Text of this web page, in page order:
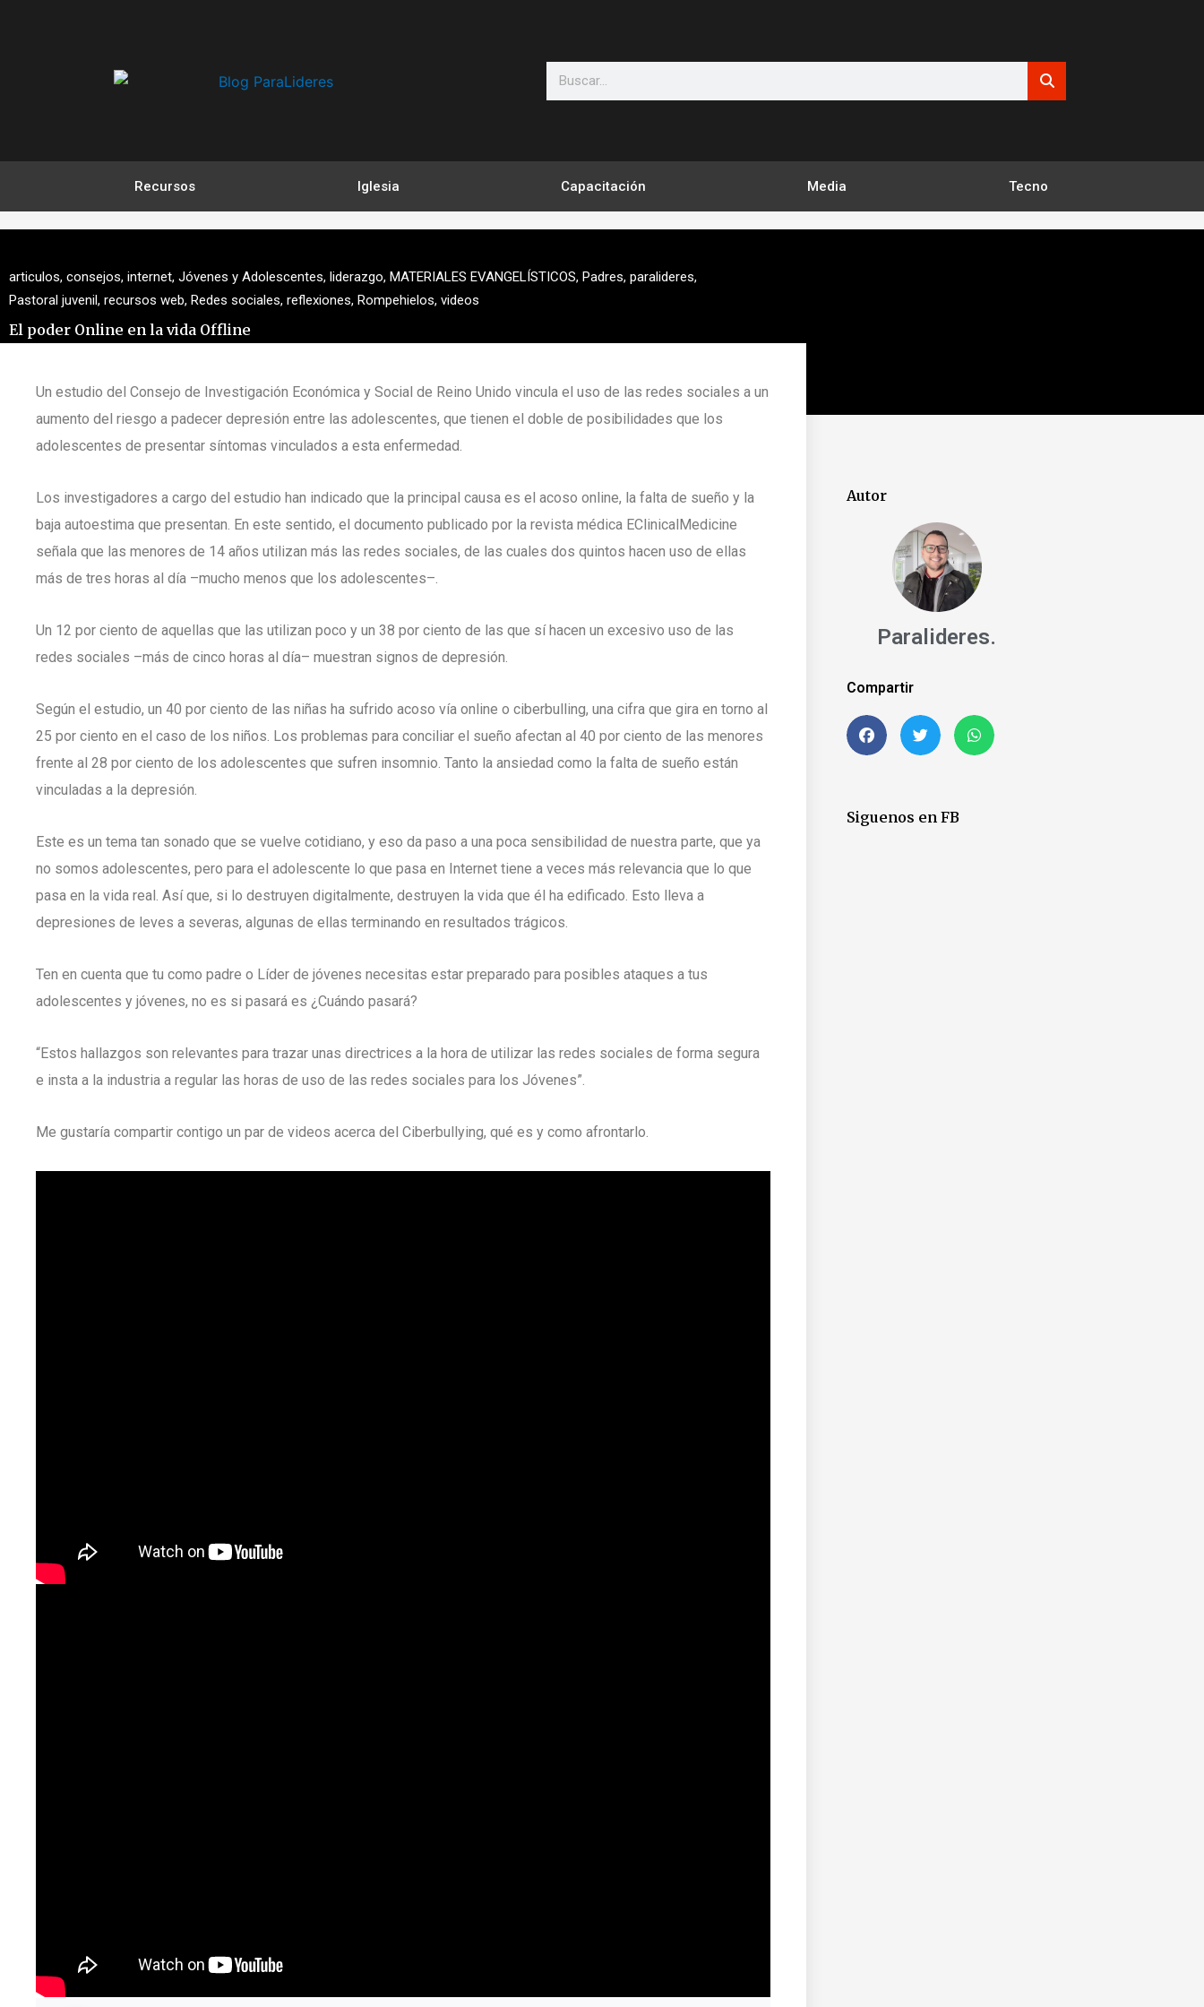
Search
Recursos Iglesia Capacitación Media Tecno
articulos, consejos, internet, Jóvenes y Adolescentes, liderazgo, MATERIALES EVANGELÍSTICOS, Padres, paralideres,
Pastoral juvenil, recursos web, Redes sociales, reflexiones, Rompehielos, videos
El poder Online en la vida Offline
Un estudio del Consejo de Investigación Económica y Social de Reino Unido vincula el uso de las redes sociales a un
aumento del riesgo a padecer depresión entre las adolescentes, que tienen el doble de posibilidades que los
adolescentes de presentar síntomas vinculados a esta enfermedad.
Los investigadores a cargo del estudio han indicado que la principal causa es el acoso online, la falta de sueño y la
baja autoestima que presentan. En este sentido, el documento publicado por la revista médica EClinicalMedicine
señala que las menores de 14 años utilizan más las redes sociales, de las cuales dos quintos hacen uso de ellas
más de tres horas al día –mucho menos que los adolescentes–.
Un 12 por ciento de aquellas que las utilizan poco y un 38 por ciento de las que sí hacen un excesivo uso de las
redes sociales –más de cinco horas al día– muestran signos de depresión.
Según el estudio, un 40 por ciento de las niñas ha sufrido acoso vía online o ciberbulling, una cifra que gira en torno al
25 por ciento en el caso de los niños. Los problemas para conciliar el sueño afectan al 40 por ciento de las menores
frente al 28 por ciento de los adolescentes que sufren insomnio. Tanto la ansiedad como la falta de sueño están
vinculadas a la depresión.
Este es un tema tan sonado que se vuelve cotidiano, y eso da paso a una poca sensibilidad de nuestra parte, que ya
no somos adolescentes, pero para el adolescente lo que pasa en Internet tiene a veces más relevancia que lo que
pasa en la vida real. Así que, si lo destruyen digitalmente, destruyen la vida que él ha edificado. Esto lleva a
depresiones de leves a severas, algunas de ellas terminando en resultados trágicos.
Ten en cuenta que tu como padre o Líder de jóvenes necesitas estar preparado para posibles ataques a tus
adolescentes y jóvenes, no es si pasará es ¿Cuándo pasará?
“Estos hallazgos son relevantes para trazar unas directrices a la hora de utilizar las redes sociales de forma segura
e insta a la industria a regular las horas de uso de las redes sociales para los Jóvenes”.
Me gustaría compartir contigo un par de videos acerca del Ciberbullying, qué es y como afrontarlo.
Autor
Paralideres.
Compartir
Siguenos en FB